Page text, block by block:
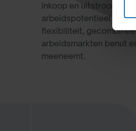
inkoop en
arbeidspotentieel te
flexibiliteit,
arbeidsmarkten benut
meeneemt.